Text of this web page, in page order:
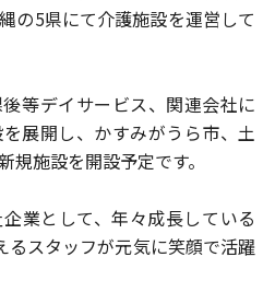
の5県にて介護施設を運営して
等デイサービス、関連会社に
展開し、かすみがうら市、土
規施設を開設予定です。
業として、年々成長している
るスタッフが元気に笑顔で活躍